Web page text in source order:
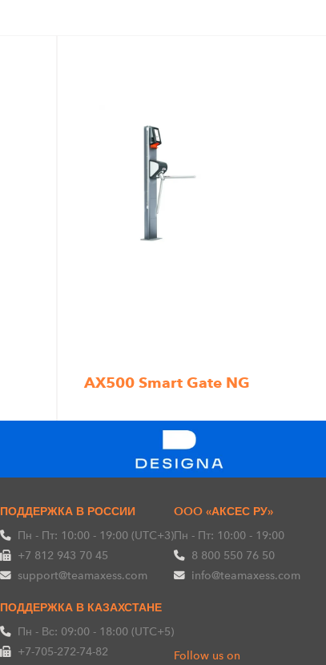
AX500 Smart Gate NG
ПОДДЕРЖКА В РОССИИ
Пн - Пт: 10:00 - 19:00 (UTC+3)
+7 812 943 70 45
support@teamaxess.com
ПОДДЕРЖКА В КАЗАХСТАНЕ
Пн - Вс: 09:00 - 18:00 (UTC+5)
+7-705-272-74-82
OOO «АКСЕС РУ»
Пн - Пт: 10:00 - 19:00
8 800 550 76 50
info@teamaxess.com
Follow us on